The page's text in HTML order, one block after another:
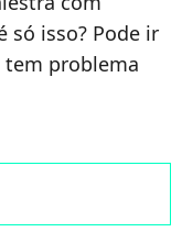
só isso? Pode ir
tem problema